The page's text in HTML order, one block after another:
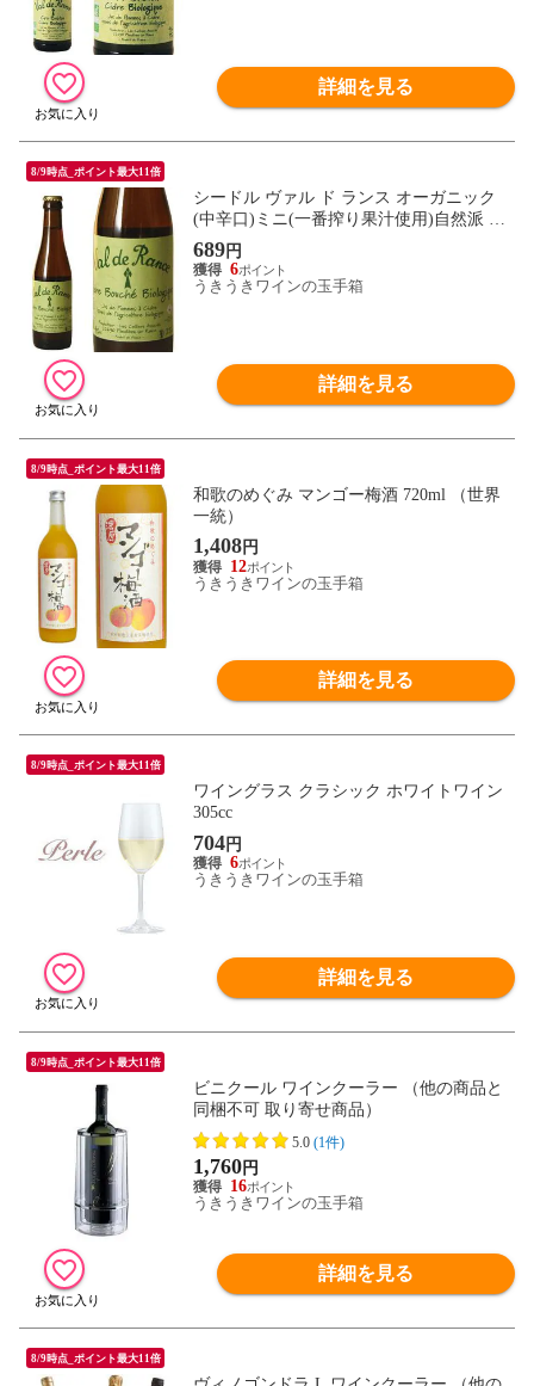
詳細を見る
8/9時点_ポイント最大11倍
シードル ヴァル ド ランス オーガニック
(中辛口)ミニ(一番搾り果汁使用)自然派 フ
ランス政府公認オーガニック 250ml
689円
6
うきうきワインの玉手箱
詳細を見る
8/9時点_ポイント最大11倍
和歌のめぐみ マンゴー梅酒 720ml （世界
一統）
1,408円
12
うきうきワインの玉手箱
詳細を見る
8/9時点_ポイント最大11倍
ワイングラス クラシック ホワイトワイン
305cc
704円
6
うきうきワインの玉手箱
詳細を見る
8/9時点_ポイント最大11倍
ビニクール ワインクーラー （他の商品と
同梱不可 取り寄せ商品）
5.0 (1件)
1,760円
16
うきうきワインの玉手箱
詳細を見る
8/9時点_ポイント最大11倍